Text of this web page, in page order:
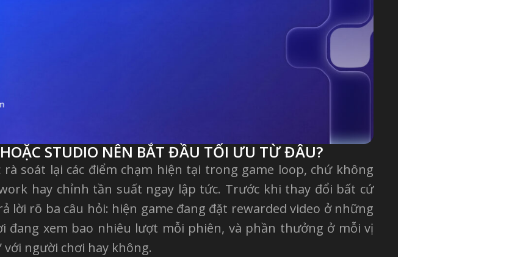
STUDIO NÊN BẮT ĐẦU TỐI ƯU TỪ ĐÂU?
soát lại các điểm chạm hiện tại trong game loop, chứ không
hay chỉnh tần suất ngay lập tức. Trước khi thay đổi bất cứ
lời rõ ba câu hỏi: hiện game đang đặt rewarded video ở những
đang xem bao nhiêu lượt mỗi phiên, và phần thưởng ở mỗi vị
với người chơi hay không.